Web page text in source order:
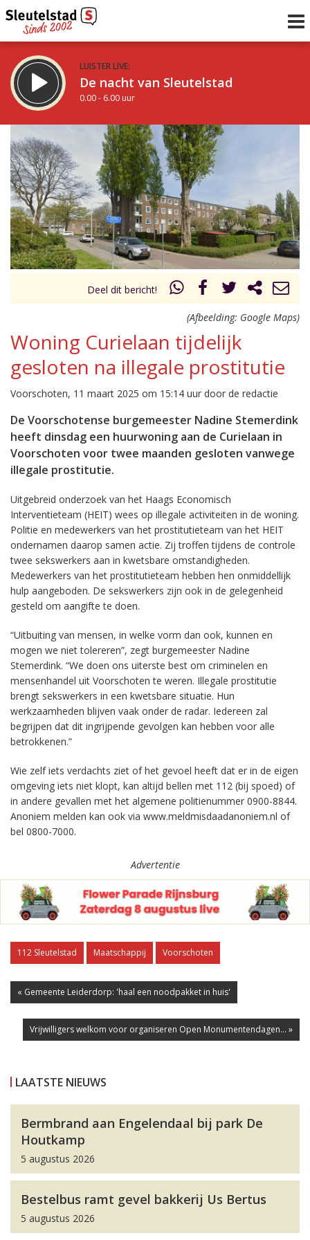
LUISTER LIVE:
De nacht van Sleutelstad
0.00 - 6.00 uur
De ochtend van Sleutelstad
6.00 - 12.00 uur
Vorig uur
uur 1 van 0
Inklappen
Deel dit bericht!
(Afbeelding: Google Maps)
Woning Curielaan tijdelijk
gesloten na illegale prostitutie
Voorschoten, 11 maart 2025 om 15:14 uur door de redactie
De Voorschotense burgemeester Nadine Stemerdink
heeft dinsdag een huurwoning aan de Curielaan in
Voorschoten voor twee maanden gesloten vanwege
illegale prostitutie.
Uitgebreid onderzoek van het Haags Economisch
Interventieteam (HEIT) wees op illegale activiteiten in de woning.
Politie en medewerkers van het prostitutieteam van het HEIT
ondernamen daarop samen actie. Zij troffen tijdens de controle
twee sekswerkers aan in kwetsbare omstandigheden.
Medewerkers van het prostitutieteam hebben hen onmiddellijk
hulp aangeboden. De sekswerkers zijn ook in de gelegenheid
gesteld om aangifte te doen.
“Uitbuiting van mensen, in welke vorm dan ook, kunnen en
mogen we niet tolereren”, zegt burgemeester Nadine
Stemerdink. “We doen ons uiterste best om criminelen en
mensenhandel uit Voorschoten te weren. Illegale prostitutie
brengt sekswerkers in een kwetsbare situatie. Hun
werkzaamheden blijven vaak onder de radar. Iedereen zal
begrijpen dat dit ingrijpende gevolgen kan hebben voor alle
betrokkenen.”
Wie zelf iets verdachts ziet of het gevoel heeft dat er in de eigen
omgeving iets niet klopt, kan altijd bellen met 112 (bij spoed) of
in andere gevallen met het algemene politienummer 0900-8844.
Anoniem melden kan ook via www.meldmisdaadanoniem.nl of
bel 0800-7000.
Advertentie
112 Sleutelstad Maatschappij Voorschoten
« Gemeente Leiderdorp: 'haal een noodpakket in huis'
Vrijwilligers welkom voor organiseren Open Monumentendagen... »
LAATSTE NIEUWS
Bermbrand aan Engelendaal bij park De
Houtkamp
5 augustus 2026
Bestelbus ramt gevel bakkerij Us Bertus
5 augustus 2026